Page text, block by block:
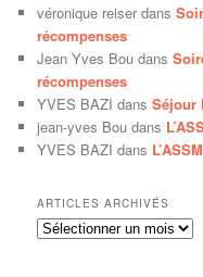
véronique reiser dans
récompenses
Jean Yves Bou dans
récompenses
YVES BAZI dansSéjour
jean-yves Bou dans
YVES BAZI dans
ARTICLES ARCHIVÉS
Articles